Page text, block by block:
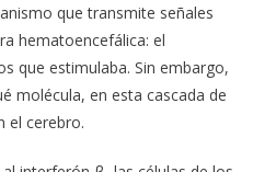
que transmite señales
hematoencefálica: el
que estimulaba. Sin embargo,
molécula, en esta cascada de
el cerebro.